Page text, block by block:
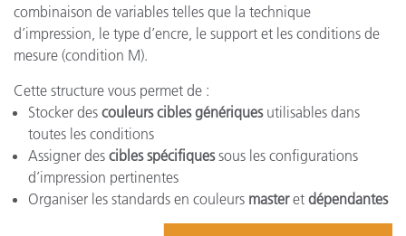
combinaison de variables telles que la technique
d’impression, le type d’encre, le support et les conditions de
mesure (condition M).
Cette structure vous permet de :
Stocker des couleurs cibles génériquesutilisables dans
toutes les conditions
Assigner des cibles spécifiquessous les configurations
d’impression pertinentes
Organiser les standards en couleurs masteret dépendantes